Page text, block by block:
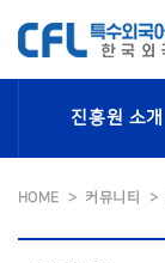
진흥원 소개
HOME 커뮤니티